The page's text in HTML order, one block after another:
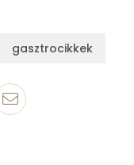
gasztrocikkek